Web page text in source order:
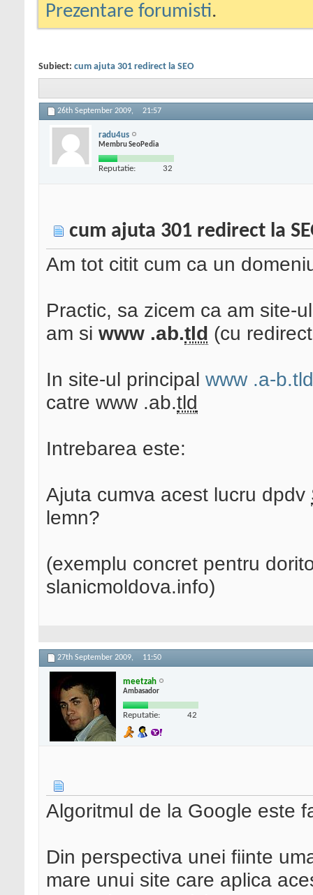
Prezentare forumisti.
Subiect: cum ajuta 301 redirect la SEO
26th September 2009, 21:57
radu4us
Membru SeoPedia
Reputatie: 32
cum ajuta 301 redirect la
Am tot citit cum ca un
Practic, sa zicem ca am site-
am si www .ab.tld (cu
In site-ul principal www .a-b.tld
catre www .ab.tld
Intrebarea este:
Ajuta cumva acest lucru dpdv
lemn?
(exemplu concret pentru
slanicmoldova.info)
27th September 2009, 11:50
meetzah
Ambasador
Reputatie: 42
Algoritmul de la Google este
Din perspectiva unei fiinte
mare unui site care aplica